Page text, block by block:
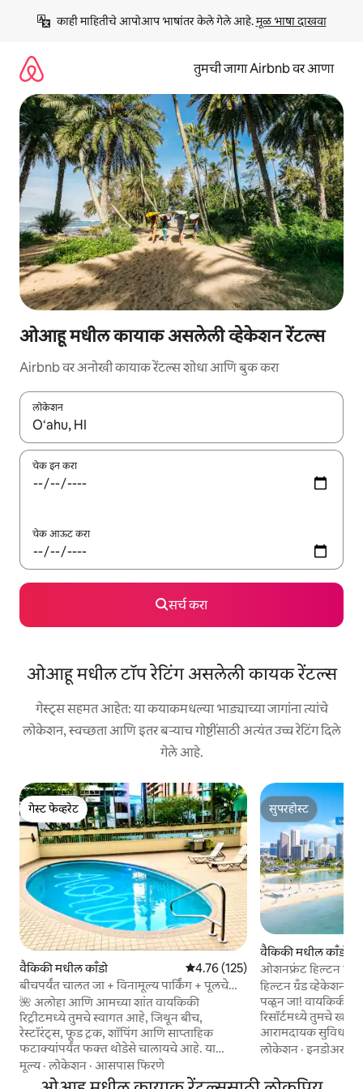
काही माहितीचे आपोआप भाषांतर केले गेले आहे. मूळ भाषा दाखवा
तुमची जागा Airbnb वर आणा
ओआहू मधील कायाक असलेली व्हेकेशन रेंटल्स
Airbnb वर अनोखी कायाक रेंटल्स शोधा आणि बुक करा
लोकेशन
जेव्हा परिणाम उपलब्ध असतील, तेव्हा वरच्या आणि खाली बाणांच्या किजसह
चेक इन करा
चेक आऊट करा
सर्च करा
ओआहू मधील टॉप रेटिंग असलेली कायक रेंटल्स
गेस्ट्स सहमत आहेत: या कयाकमधल्या भाड्याच्या जागांना त्यांचे
लोकेशन, स्वच्छता आणि इतर बऱ्याच गोष्टींसाठी अत्यंत उच्च रेटिंग दिले
गेले आहे.
गेस्ट फेव्हरेट
गेस्ट फेव्हरेट
वैकिकी मधील काँडो 5 पैकी 4.76 सरासरी रेटिंग, 125 रिव्ह्यूज
4.76 (125)
बीचपर्यंत चालत जा + विनामूल्य पार्किंग + पूलचे
दृश्य
🌺 अलोहा आणि आमच्या शांत वायकिकी
रिट्रीटमध्ये तुमचे स्वागत आहे, जिथून बीच,
रेस्टॉरंट्स, फूड ट्रक, शॉपिंग आणि साप्ताहिक
फटाक्यांपर्यंत फक्त थोडेसे चालायचे आहे. या
अपवादात्मक कुटुंबासाठी अनुकूल प्रॉपर्टीमध्ये 5-6
गेस्ट्स राहू शकतात आणि यामध्ये विनामूल्य
मूल्य·लोकेशन · आसपास फिरणे
सुपरहोस्ट
सुपरहोस्ट
वैकिकी मधील काँडो
ओशनफ्रंट हिल्टन
व्ह्यू
हिल्टन ग्रँड व्हेकेशन्स
पळून जा! वायकिकीच्या
रिसॉर्टमध्ये तुमचे
आरामदायक सुविधांसह
करते. एक परिपूर्ण
बीच विजेते आहे. पूल, सुंदर खारे पाणी असलेला
लोकेशन ·इनडोअर